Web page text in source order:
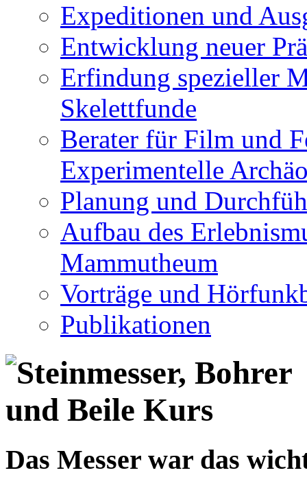
Expeditionen und
Entwicklung neuer
Erfindung spezieller
Skelettfunde
Berater für Film und
Experimentelle
Planung und
Aufbau des
Mammutheum
Vorträge und
Publikationen
Das Messer war das